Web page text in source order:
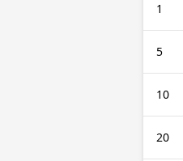
1
5
10
20